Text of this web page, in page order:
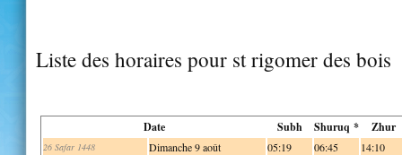
Liste des horaires pour st rigomer des bois
Date Subh Shuruq * Zhur
26 Safar 1448 Dimanche 9 août 05:19 06:45 14:10